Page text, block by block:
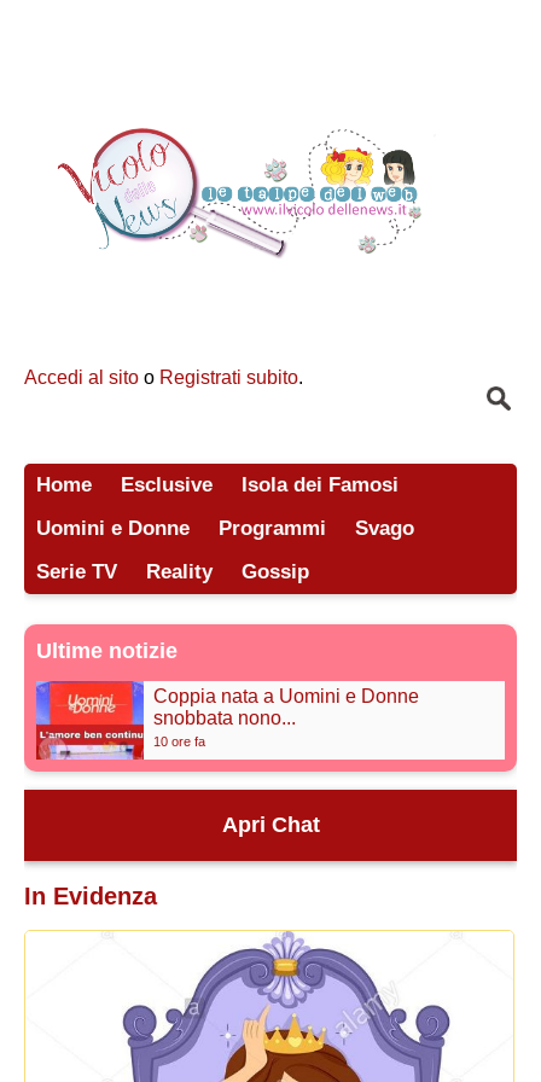
Accedi al sito o Registrati subito.
Home Esclusive
Isola dei Famosi
Uomini e Donne
Programmi
Svago
Serie TV
Reality Gossip
Ultime notizie
Coppia nata a Uomini e Donne
snobbata nono...
10 ore fa
l'anoressia ...
Cristian Mascolino rompe il silenzio e
dif...
Apri Chat
In Evidenza